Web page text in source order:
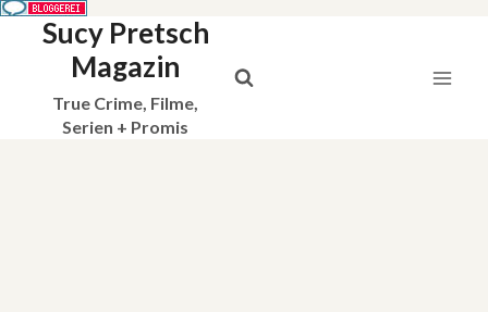
Sucy Pretsch
Magazin
True Crime, Filme,
Serien + Promis